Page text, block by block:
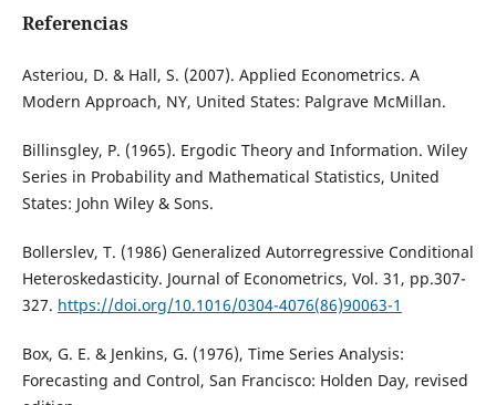
Referencias
Asteriou, D. & Hall, S. (2007). Applied Econometrics. A
Modern Approach, NY, United States: Palgrave McMillan.
Billinsgley, P. (1965). Ergodic Theory and Information. Wiley
Series in Probability and Mathematical Statistics, United
States: John Wiley & Sons.
Bollerslev, T. (1986) Generalized Autorregressive Conditional
Heteroskedasticity. Journal of Econometrics, Vol. 31, pp.307-
327. https://doi.org/10.1016/0304-4076(86)90063-1
Box, G. E. & Jenkins, G. (1976), Time Series Analysis:
Forecasting and Control, San Francisco: Holden Day, revised